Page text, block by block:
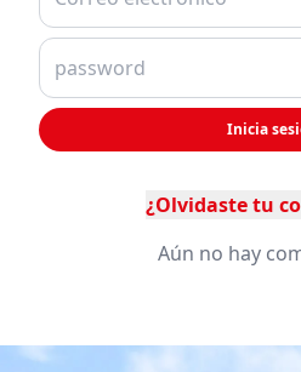
Inicia
¿Olvidaste tu
Aún no hay